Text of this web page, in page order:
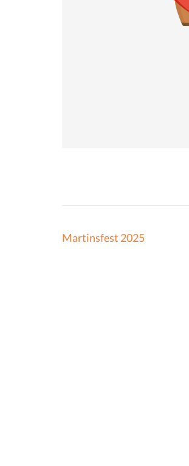
Beitragsnavigation
Martinsfest 2025